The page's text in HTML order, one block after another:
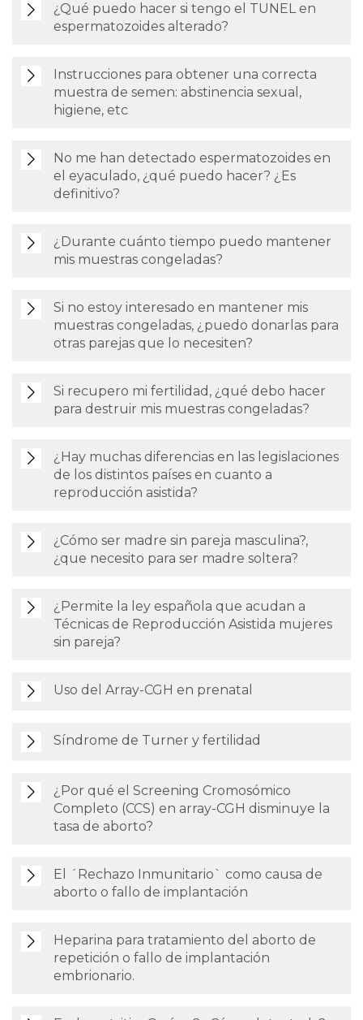
¿Qué puedo hacer si tengo el TUNEL en
espermatozoides alterado?
Instrucciones para obtener una correcta
muestra de semen: abstinencia sexual,
higiene, etc
No me han detectado espermatozoides en
el eyaculado, ¿qué puedo hacer? ¿Es
definitivo?
¿Durante cuánto tiempo puedo mantener
mis muestras congeladas?
Si no estoy interesado en mantener mis
muestras congeladas, ¿puedo donarlas para
otras parejas que lo necesiten?
Si recupero mi fertilidad, ¿qué debo hacer
para destruir mis muestras congeladas?
¿Hay muchas diferencias en las legislaciones
de los distintos países en cuanto a
reproducción asistida?
¿Cómo ser madre sin pareja masculina?,
¿que necesito para ser madre soltera?
¿Permite la ley española que acudan a
Técnicas de Reproducción Asistida mujeres
sin pareja?
Uso del Array-CGH en prenatal
Síndrome de Turner y fertilidad
¿Por qué el Screening Cromosómico
Completo (CCS) en array-CGH disminuye la
tasa de aborto?
El ´Rechazo Inmunitario` como causa de
aborto o fallo de implantación
Heparina para tratamiento del aborto de
repetición o fallo de implantación
embrionario.